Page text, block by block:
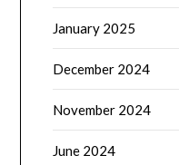
January 2025
December 2024
November 2024
June 2024